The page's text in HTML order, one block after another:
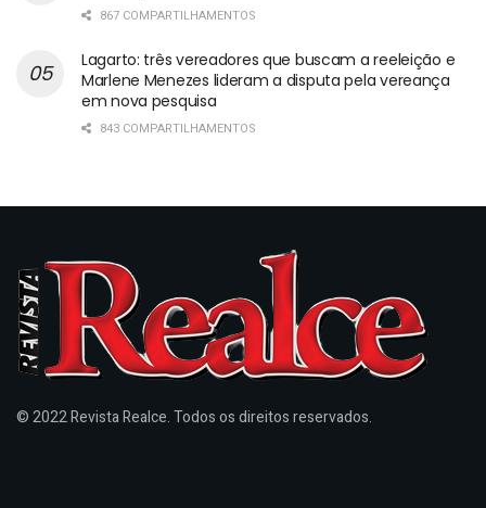
867 COMPARTILHAMENTOS
Lagarto: três vereadores que buscam a reeleição e
Marlene Menezes lideram a disputa pela vereança
em nova pesquisa
843 COMPARTILHAMENTOS
© 2022 Revista Realce. Todos os direitos reservados.